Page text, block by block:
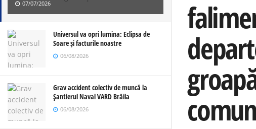
07/07/2026
Universul va opri lumina: Eclipsa de
Soare și facturile noastre
06/08/2026
Grav accident colectiv de muncă la
Șantierul Naval VARD Brăila
06/08/2026